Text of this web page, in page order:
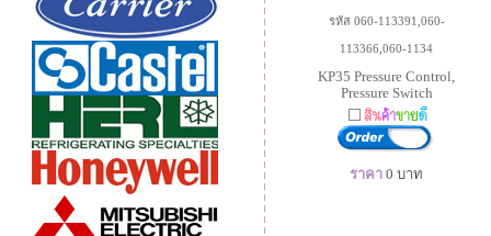
รหัส 060-113391,060-
113366,060-1134
KP35 Pressure Control,
Pressure Switch
ราคา 0 บาท